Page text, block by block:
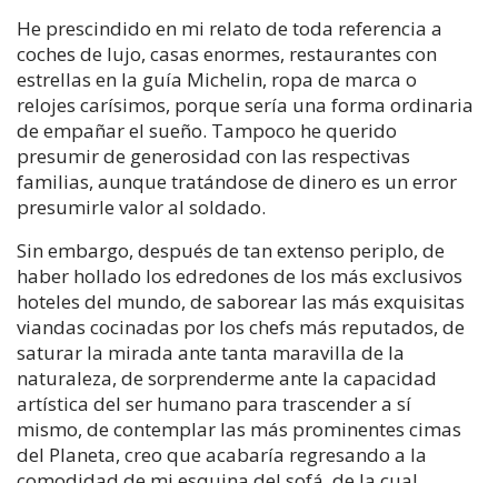
He prescindido en mi relato de toda referencia a
coches de lujo, casas enormes, restaurantes con
estrellas en la guía Michelin, ropa de marca o
relojes carísimos, porque sería una forma ordinaria
de empañar el sueño. Tampoco he querido
presumir de generosidad con las respectivas
familias, aunque tratándose de dinero es un error
presumirle valor al soldado.
Sin embargo, después de tan extenso periplo, de
haber hollado los edredones de los más exclusivos
hoteles del mundo, de saborear las más exquisitas
viandas cocinadas por los chefs más reputados, de
saturar la mirada ante tanta maravilla de la
naturaleza, de sorprenderme ante la capacidad
artística del ser humano para trascender a sí
mismo, de contemplar las más prominentes cimas
del Planeta, creo que acabaría regresando a la